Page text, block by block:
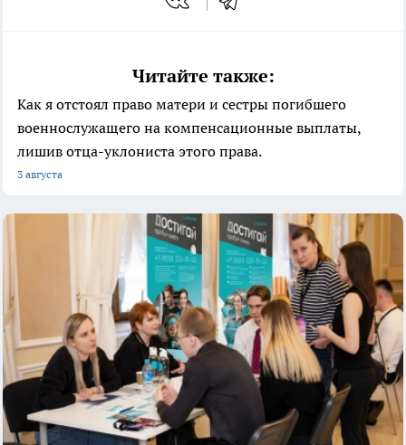
Читайте также:
Как я отстоял право матери и сестры погибшего
военнослужащего на компенсационные выплаты,
лишив отца-уклониста этого права.
3 августа